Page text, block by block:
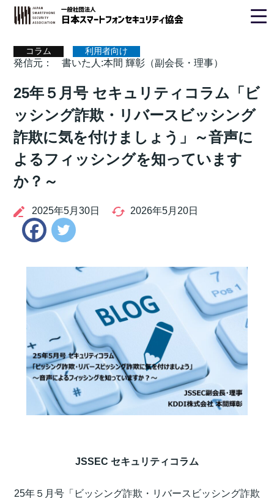
詐欺・リバースビッシング詐欺に気を付けましょう」～音声に
よるフィッシングを知っていますか？～
コラム 利用者向け
発信元： 書いた人:本間 輝彰（副会長・理事）
25年５月号 セキュリティコラム「ビ
ッシング詐欺・リバースビッシング
詐欺に気を付けましょう」～音声に
よるフィッシングを知っています
か？～
2025年5月30日 2026年5月20日
Facebook
JSSEC セキュリティコラム
25年５月号「ビッシング詐欺・リバースビッシング詐欺